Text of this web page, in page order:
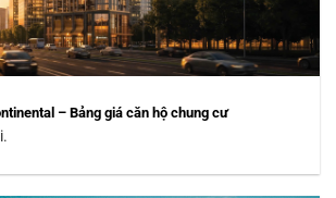
– Bảng giá căn hộ chung cư